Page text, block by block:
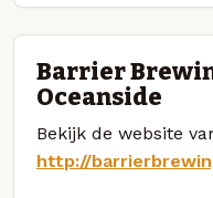
Barrier
Oceanside
Bekijk de website
http://